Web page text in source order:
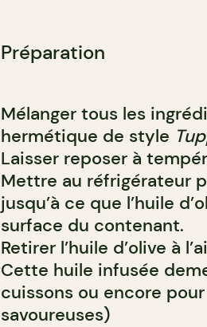
Préparation
Mélanger tous les
hermétique de style
Laisser reposer à
Mettre au réfrigérateur
jusqu’à ce que l’huile
surface du contenant.
Retirer l’huile d’olive à
Cette huile infusée
cuissons ou encore
savoureuses)